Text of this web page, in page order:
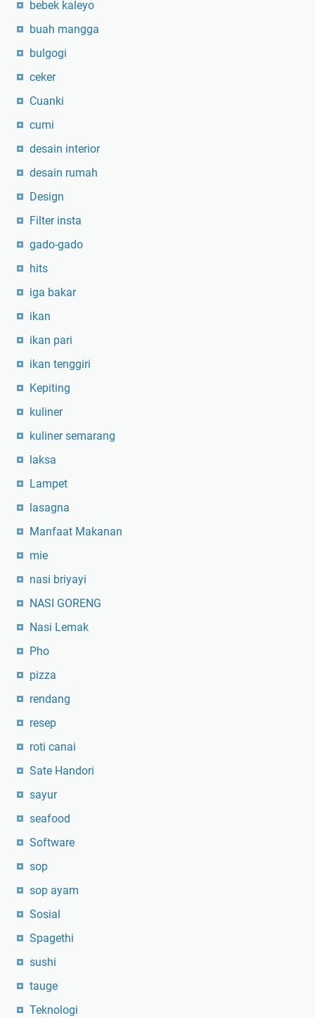
bebek kaleyo
buah mangga
bulgogi
ceker
Cuanki
cumi
desain interior
desain rumah
Design
Filter insta
gado-gado
hits
iga bakar
ikan
ikan pari
ikan tenggiri
Kepiting
kuliner
kuliner semarang
laksa
Lampet
lasagna
Manfaat Makanan
mie
nasi briyayi
NASI GORENG
Nasi Lemak
Pho
pizza
rendang
resep
roti canai
Sate Handori
sayur
seafood
Software
sop
sop ayam
Sosial
Spagethi
sushi
tauge
Teknologi